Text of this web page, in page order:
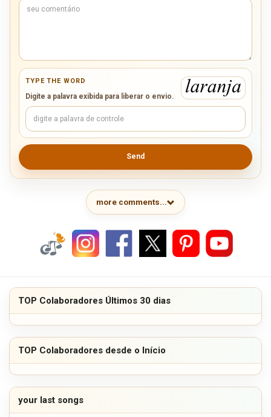
TYPE THE WORD
Digite a palavra exibida para liberar o envio.
Send
more comments...
TOP Colaboradores Últimos 30 dias
TOP Colaboradores desde o Início
your last songs